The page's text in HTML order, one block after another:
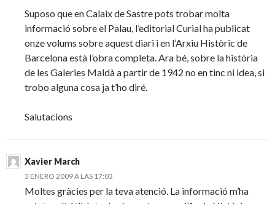
Suposo que en Calaix de Sastre pots trobar molta
informació sobre el Palau, l’editorial Curial ha publicat
onze volums sobre aquest diari i en l’Arxiu Històric de
Barcelona està l’obra completa. Ara bé, sobre la història
de les Galeries Maldà a partir de 1942 no en tinc ni idea, si
trobo alguna cosa ja t’ho diré.
Salutacions
Xavier March
3 ENERO 2009 A LAS 17:03
Moltes gràcies per la teva atenció. La informació m’ha